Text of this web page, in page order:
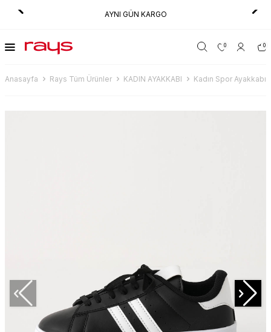
AYNI GÜN KARGO
0 0
Anasayfa Rays Tüm Ürünler KADIN AYAKKABI Kadın Spor